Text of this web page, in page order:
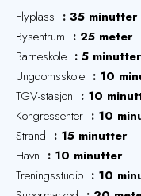
Flyplass
35 minutter
Bysentrum
25 meter
Barneskole
5 minutter
Ungdomsskole
10
TGV-stasjon
10
Kongressenter
10
Strand
15 minutter
Havn
10 minutter
Treningsstudio
10